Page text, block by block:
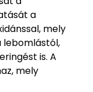
a
mely
lebomlástól,
is. A
mely